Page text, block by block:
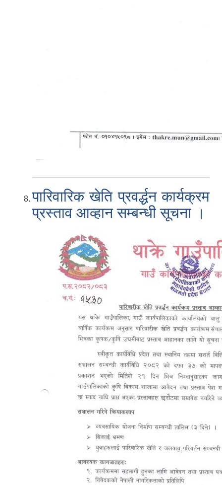
पारिवारिक खेति प्रवर्द्धन कार्यक्रम
प्रस्ताव आव्हान सम्बन्धी सूचना ।